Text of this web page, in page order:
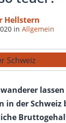
Hellstern
in Allgemein
in der Schweiz